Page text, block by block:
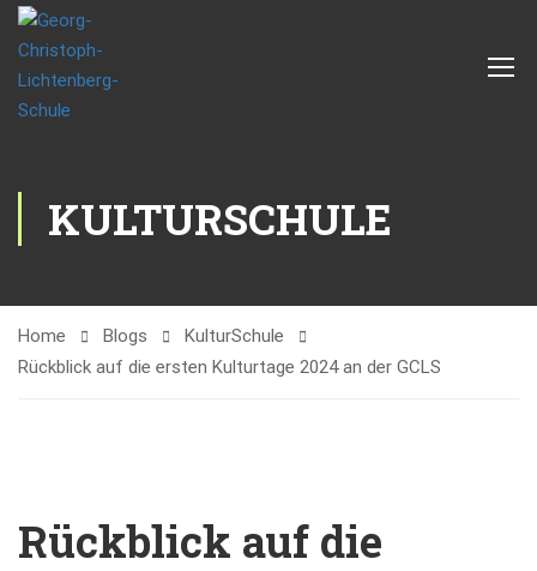
KULTURSCHULE
Home Blogs
KulturSchule
Rückblick auf die ersten Kulturtage 2024 an der GCLS
Rückblick auf die